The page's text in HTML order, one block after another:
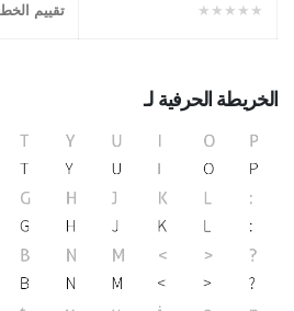
★★★★★ تقييم الخط
الخريطة الحرفية لـ